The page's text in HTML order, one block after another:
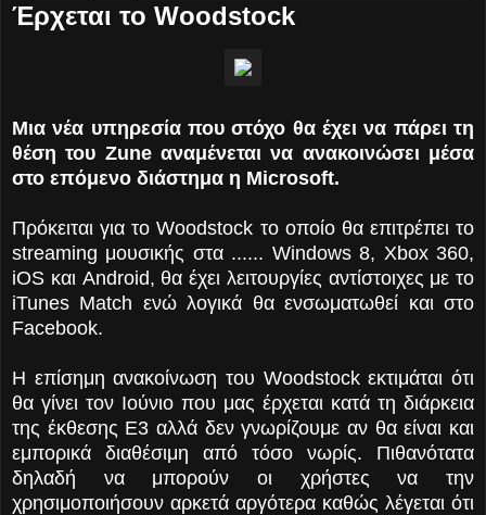
Έρχεται το Woodstock
Μια νέα υπηρεσία που στόχο θα έχει να πάρει τη
θέση του Zune αναμένεται να ανακοινώσει μέσα
στο επόμενο διάστημα η Microsoft.
Πρόκειται για το Woodstock το οποίο θα επιτρέπει το
streaming μουσικής στα ...... Windows 8, Xbox 360,
iOS και Android, θα έχει λειτουργίες αντίστοιχες με το
iTunes Match ενώ λογικά θα ενσωματωθεί και στο
Facebook.
Η επίσημη ανακοίνωση του Woodstock εκτιμάται ότι
θα γίνει τον Ιούνιο που μας έρχεται κατά τη διάρκεια
της έκθεσης E3 αλλά δεν γνωρίζουμε αν θα είναι και
εμπορικά διαθέσιμη από τόσο νωρίς. Πιθανότατα
δηλαδή να μπορούν οι χρήστες να την
χρησιμοποιήσουν αρκετά αργότερα καθώς λέγεται ότι